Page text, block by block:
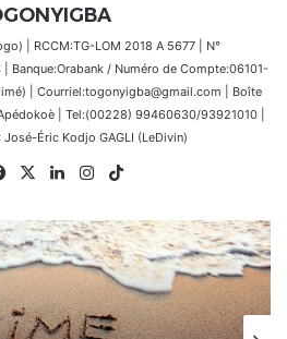
| RCCM:TG-LOM 2018 A 5677 | N°
Banque:Orabank / Numéro de Compte:06101-
| Courriel:togonyigba@gmail.com | Boîte
| Tel:(00228) 99460630/93921010 |
José-Éric Kodjo GAGLI (LeDivin)
Facebook
X LinkedinInstagram